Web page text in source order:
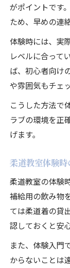
がポイントです
ため、早めの連
体験時には、実
レベルに合って
ば、初心者向け
や雰囲気もチェ
こうした方法で
ラブの環境を正
げます。
柔道教室体験
柔道教室の体験
補給用の飲み物
ては柔道着の貸
認しておくと安
また、体験入門
からないことは